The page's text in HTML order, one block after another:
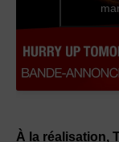
À la réalisation,